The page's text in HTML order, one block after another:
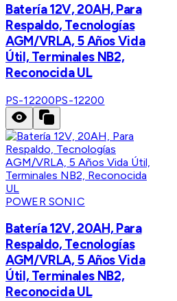
Batería 12V, 20AH, Para
Respaldo, Tecnologías
AGM/VRLA, 5 Años Vida
Útil, Terminales NB2,
Reconocida UL
PS-12200PS-12200
POWER SONIC
Batería 12V, 20AH, Para
Respaldo, Tecnologías
AGM/VRLA, 5 Años Vida
Útil, Terminales NB2,
Reconocida UL